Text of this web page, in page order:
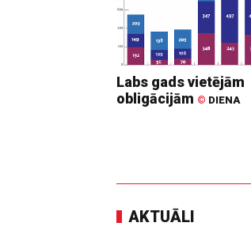
Labs gads vietējām
obligācijām © DIENA
AKTUĀLI